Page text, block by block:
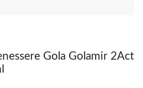
Gola Golamir 2Act